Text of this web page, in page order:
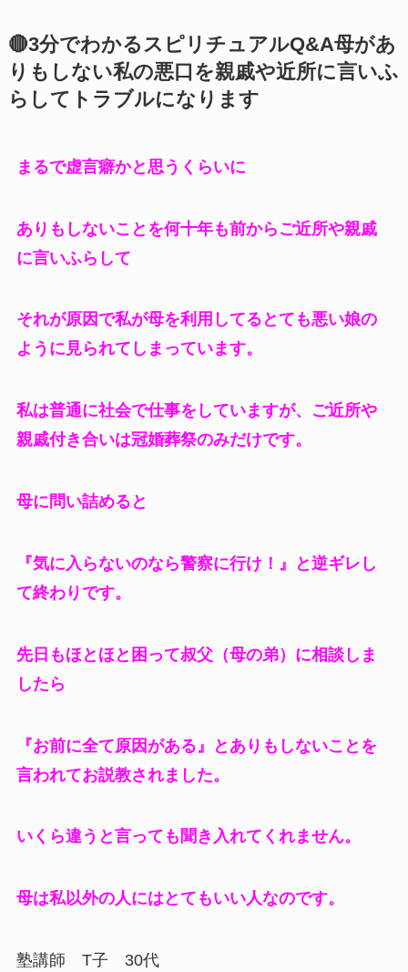
🔴3分でわかるスピリチュアルQ&A母があ
りもしない私の悪口を親戚や近所に言いふ
らしてトラブルになります
まるで虚言癖かと思うくらいに
ありもしないことを何十年も前からご近所や親戚
に言いふらして
それが原因で私が母を利用してるとても悪い娘の
ように見られてしまっています。
私は普通に社会で仕事をしていますが、ご近所や
親戚付き合いは冠婚葬祭のみだけです。
母に問い詰めると
『気に入らないのなら警察に行け！』と逆ギレし
て終わりです。
先日もほとほと困って叔父（母の弟）に相談しま
したら
『お前に全て原因がある』とありもしないことを
言われてお説教されました。
いくら違うと言っても聞き入れてくれません。
母は私以外の人にはとてもいい人なのです。
塾講師 T子 30代